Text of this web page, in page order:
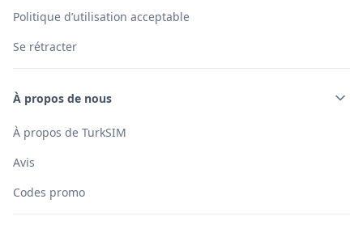
Politique d’utilisation acceptable
Se rétracter
À propos de nous
À propos de TurkSIM
Avis
Codes promo